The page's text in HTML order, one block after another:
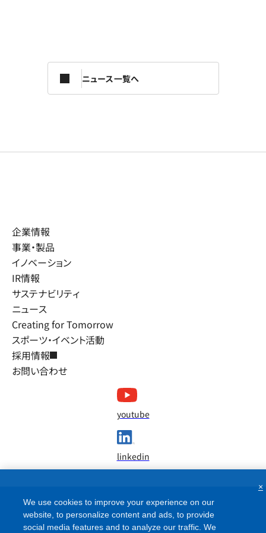
ニュース一覧へ
企業情報
事業・製品
イノベーション
IR情報
サステナビリティ
ニュース
Creating for Tomorrow
スポーツ・イベント活動
採用情報
お問い合わせ
youtube
linkedin
We use cookies to improve your experience on our
website, to personalize content and ads, to provide
social media features and to analyze our traffic. We
×